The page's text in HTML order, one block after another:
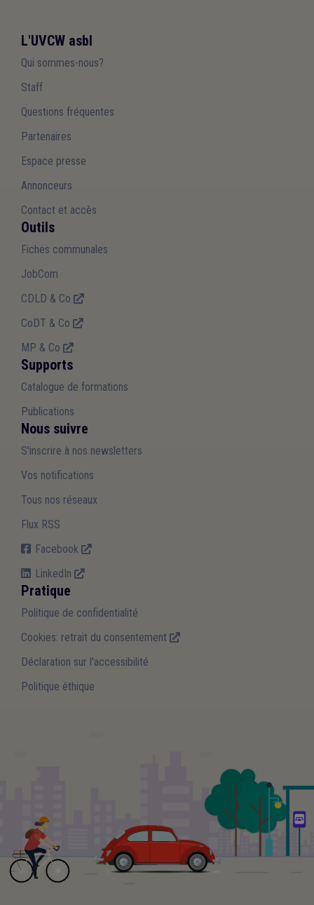
L'UVCW asbl
Qui sommes-nous?
Staff
Questions fréquentes
Partenaires
Espace presse
Annonceurs
Contact et accès
Outils
Fiches communales
JobCom
CDLD & Co
CoDT & Co
MP & Co
Supports
Catalogue de formations
Publications
Nous suivre
S'inscrire à nos newsletters
Vos notifications
Tous nos réseaux
Flux RSS
Facebook
LinkedIn
Pratique
Politique de confidentialité
Cookies: retrait du consentement
Déclaration sur l'accessibilité
Politique éthique